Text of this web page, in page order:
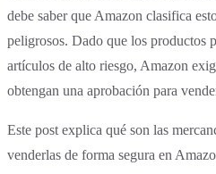
debe saber que Amazon clasifica
peligrosos. Dado que los productos
artículos de alto riesgo, Amazon
obtengan una aprobación para
Este post explica qué son las
venderlas de forma segura en